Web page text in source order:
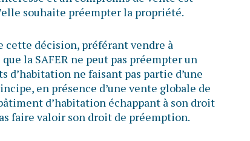
souhaite préempter la propriété.
décision, préférant vendre à
la SAFER ne peut pas préempter un
d’habitation ne faisant pas partie d’une
en présence d’une vente globale de
d’habitation échappant à son droit
faire valoir son droit de préemption.